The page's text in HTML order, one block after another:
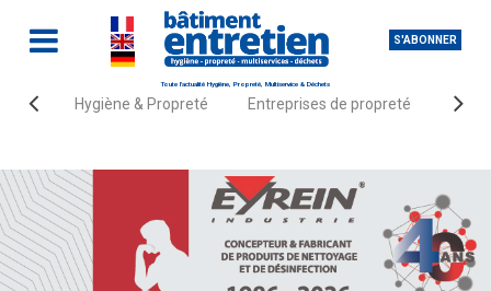
S'ABONNER
Toute l'actualité Hygiène, Propreté, Multiservice & Déchets
Hygiène & Propreté Entreprises de propreté